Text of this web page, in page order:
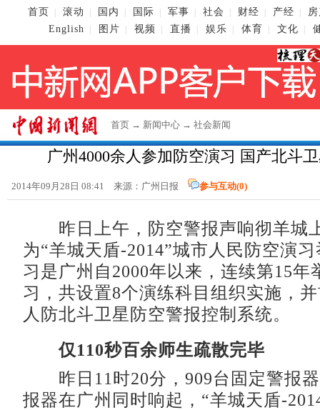
首页 滚动 国内 国际 军事 社会 财经 产经
English
图片 视频 直播 娱乐 体育 文化
首页 → 新闻中心 → 社会新闻
广州4000余人参加防空演习 国产北斗
2014年09月28日 08:41 来源：广州日报 参与互动(0)
昨日上午，防空警报声响彻羊城
为“羊城天盾-2014”城市人民防空演
习是广州自2000年以来，连续第15年
习，共设置8个演练科目组织实施，
人防北斗卫星防空警报控制系统。
仅110秒百余师生疏散完毕
昨日11时20分，909台固定警报器
报器在广州同时响起，“羊城天盾-